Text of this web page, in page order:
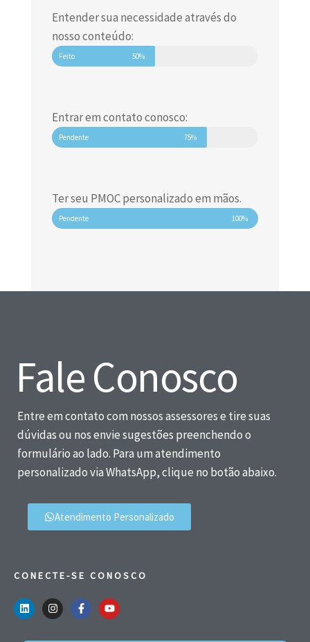
Entender sua necessidade através do
nosso conteúdo:
Feito 50%
Entrar em contato conosco:
Pendente 75%
Ter seu PMOC personalizado em mãos.
Pendente 100%
Fale Conosco
Entre em contato com nossos assessores e tire suas
dúvidas ou nos envie sugestões preenchendo o
formulário ao lado. Para um atendimento
personalizado via WhatsApp, clique no botão abaixo.
Atendimento Personalizado
CONECTE-SE CONOSCO